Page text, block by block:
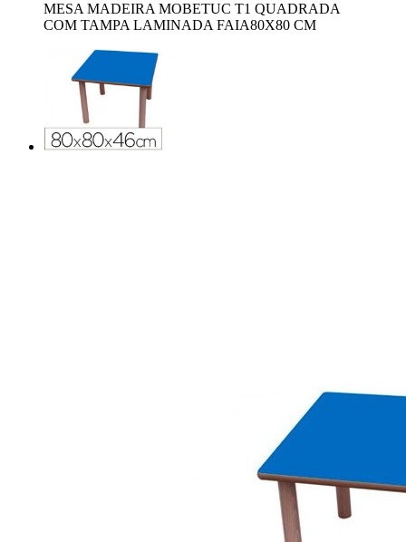
MESA MADEIRA MOBETUC T1 QUADRADA
COM TAMPA LAMINADA FAIA80X80 CM